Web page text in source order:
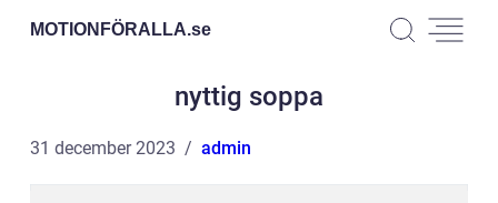
MOTIONFÖRALLA.se
nyttig soppa
31 december 2023 admin